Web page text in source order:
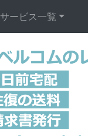
サービス一覧